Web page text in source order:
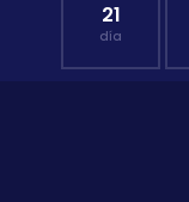
21
día